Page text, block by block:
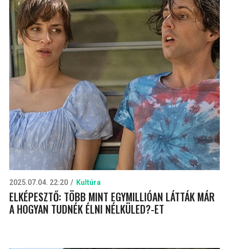
2025.07.04. 22:20 Kultúra
ELKÉPESZTŐ: TÖBB MINT EGYMILLIÓAN LÁTTÁK MÁR
A HOGYAN TUDNÉK ÉLNI NÉLKÜLED?-ET